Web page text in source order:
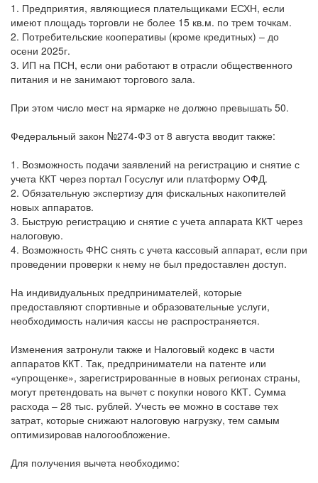
1. Предприятия, являющиеся плательщиками ЕСХН, если
имеют площадь торговли не более 15 кв.м. по трем точкам.
2. Потребительские кооперативы (кроме кредитных) – до
осени 2025г.
3. ИП на ПСН, если они работают в отрасли общественного
питания и не занимают торгового зала.
При этом число мест на ярмарке не должно превышать 50.
Федеральный закон №274-ФЗ от 8 августа вводит также:
1. Возможность подачи заявлений на регистрацию и снятие с
учета ККТ через портал Госуслуг или платформу ОФД.
2. Обязательную экспертизу для фискальных накопителей
новых аппаратов.
3. Быструю регистрацию и снятие с учета аппарата ККТ через
налоговую.
4. Возможность ФНС снять с учета кассовый аппарат, если при
проведении проверки к нему не был предоставлен доступ.
На индивидуальных предпринимателей, которые
предоставляют спортивные и образовательные услуги,
необходимость наличия кассы не распространяется.
Изменения затронули также и Налоговый кодекс в части
аппаратов ККТ. Так, предприниматели на патенте или
«упрощенке», зарегистрированные в новых регионах страны,
могут претендовать на вычет с покупки нового ККТ. Сумма
расхода – 28 тыс. рублей. Учесть ее можно в составе тех
затрат, которые снижают налоговую нагрузку, тем самым
оптимизировав налогообложение.
Для получения вычета необходимо: